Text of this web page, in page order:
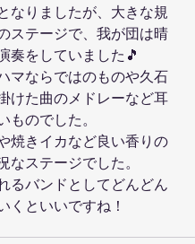
なりましたが、大きな規
ステージで、我が団は晴
奏をしていました🎵
マならではのものや久石
けた曲のメドレーなど耳
ものでした。
焼きイカなど良い香りの
なステージでした。
るバンドとしてどんどん
くといいですね！